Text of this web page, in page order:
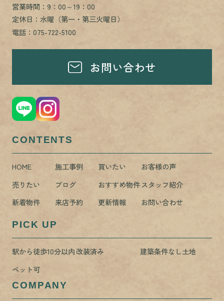
営業時間：9：00～19：00
定休日：水曜（第一・第三火曜日）
電話：075-722-5100
お問い合わせ
CONTENTS
HOME 施工事例 買いたい
お客様の声
売りたい
ブログ おすすめ物件スタッフ紹介
新着物件
来店予約 更新情報 お問い合わせ
PICK UP
駅から徒歩10分以内改装済み
建築条件なし土地
ペット可
COMPANY